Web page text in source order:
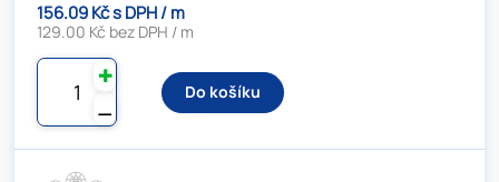
156.09 Kč s DPH / m
129.00 Kč bez DPH / m
⚊
✚
Do košíku